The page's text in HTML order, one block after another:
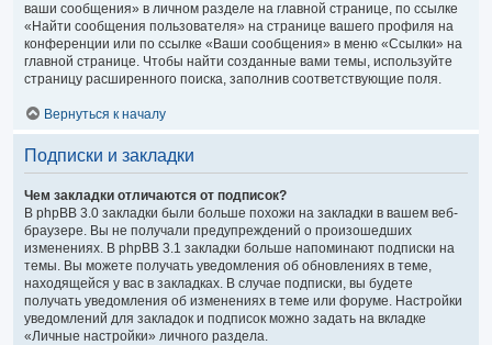
ваши сообщения» в личном разделе на главной странице, по ссылке
«Найти сообщения пользователя» на странице вашего профиля на
конференции или по ссылке «Ваши сообщения» в меню «Ссылки» на
главной странице. Чтобы найти созданные вами темы, используйте
страницу расширенного поиска, заполнив соответствующие поля.
Вернуться к началу
Подписки и закладки
Чем закладки отличаются от подписок?
В phpBB 3.0 закладки были больше похожи на закладки в вашем веб-
браузере. Вы не получали предупреждений о произошедших
изменениях. В phpBB 3.1 закладки больше напоминают подписки на
темы. Вы можете получать уведомления об обновлениях в теме,
находящейся у вас в закладках. В случае подписки, вы будете
получать уведомления об изменениях в теме или форуме. Настройки
уведомлений для закладок и подписок можно задать на вкладке
«Личные настройки» личного раздела.